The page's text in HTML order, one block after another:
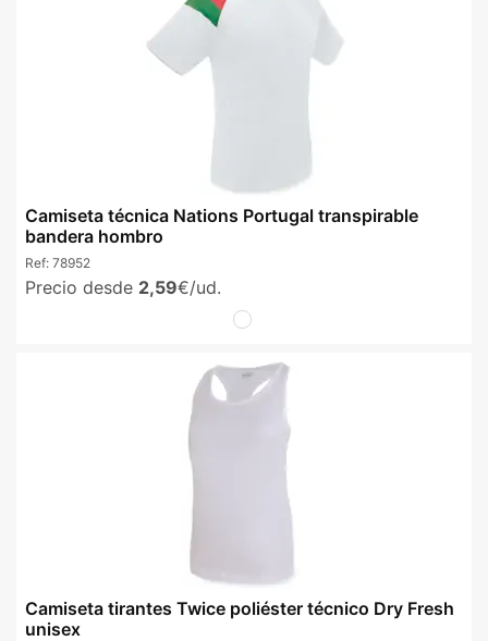
Camiseta técnica Nations Portugal transpirable
bandera hombro
Ref: 78952
Precio desde 2,59€/ud.
Camiseta tirantes Twice poliéster técnico Dry Fresh
unisex